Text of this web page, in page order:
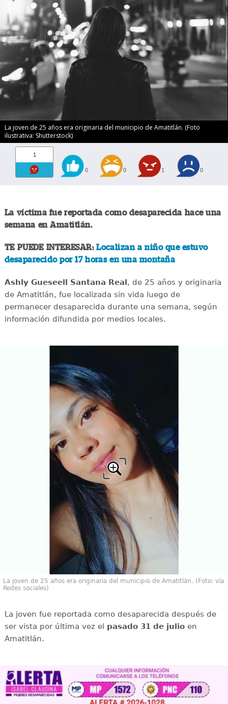
La joven de 25 años era originaria del municipio de Amatitlán. (Foto
ilustrativa: Shutterstock)
1
0 0 1 0
La víctima fue reportada como desaparecida hace una
semana en Amatitlán.
TE PUEDE INTERESAR:Localizan a niño que estuvo
desaparecido por 17 horas en una montaña
Ashly Gueseell Santana Real, de 25 años y originaria
de Amatitlán, fue localizada sin vida luego de
permanecer desaparecida durante una semana, según
información difundida por medios locales.
La joven de 25 años era originaria del municipio de Amatitlán. (Foto: vía
Redes sociales)
La joven fue reportada como desaparecida después de
ser vista por última vez el pasado 31 de julioen
Amatitlán.